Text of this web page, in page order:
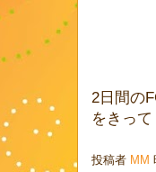
2日間の
をきって
投稿者 MM